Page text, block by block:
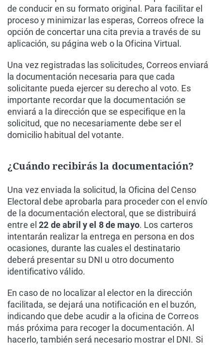
de conducir en su formato original. Para facilitar el
proceso y minimizar las esperas, Correos ofrece la
opción de concertar una cita previa a través de su
aplicación, su página web o la Oficina Virtual.
Una vez registradas las solicitudes, Correos enviará
la documentación necesaria para que cada
solicitante pueda ejercer su derecho al voto. Es
importante recordar que la documentación se
enviará a la dirección que se especifique en la
solicitud, que no necesariamente debe ser el
domicilio habitual del votante.
¿Cuándo recibirás la documentación?
Una vez enviada la solicitud, la Oficina del Censo
Electoral debe aprobarla para proceder con el envío
de la documentación electoral, que se distribuirá
entre el22 de abril y el 8 de mayo. Los carteros
intentarán realizar la entrega en persona en dos
ocasiones, durante las cuales el destinatario
deberá presentar su DNI u otro documento
identificativo válido.
En caso de no localizar al elector en la dirección
facilitada, se dejará una notificación en el buzón,
indicando que debe acudir a la oficina de Correos
más próxima para recoger la documentación. Al
hacerlo, también será necesario mostrar el DNI. Si